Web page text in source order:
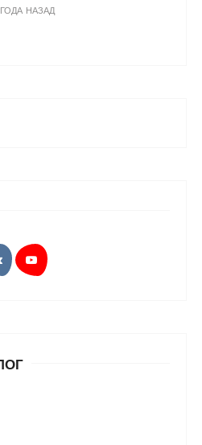
НАЗАД